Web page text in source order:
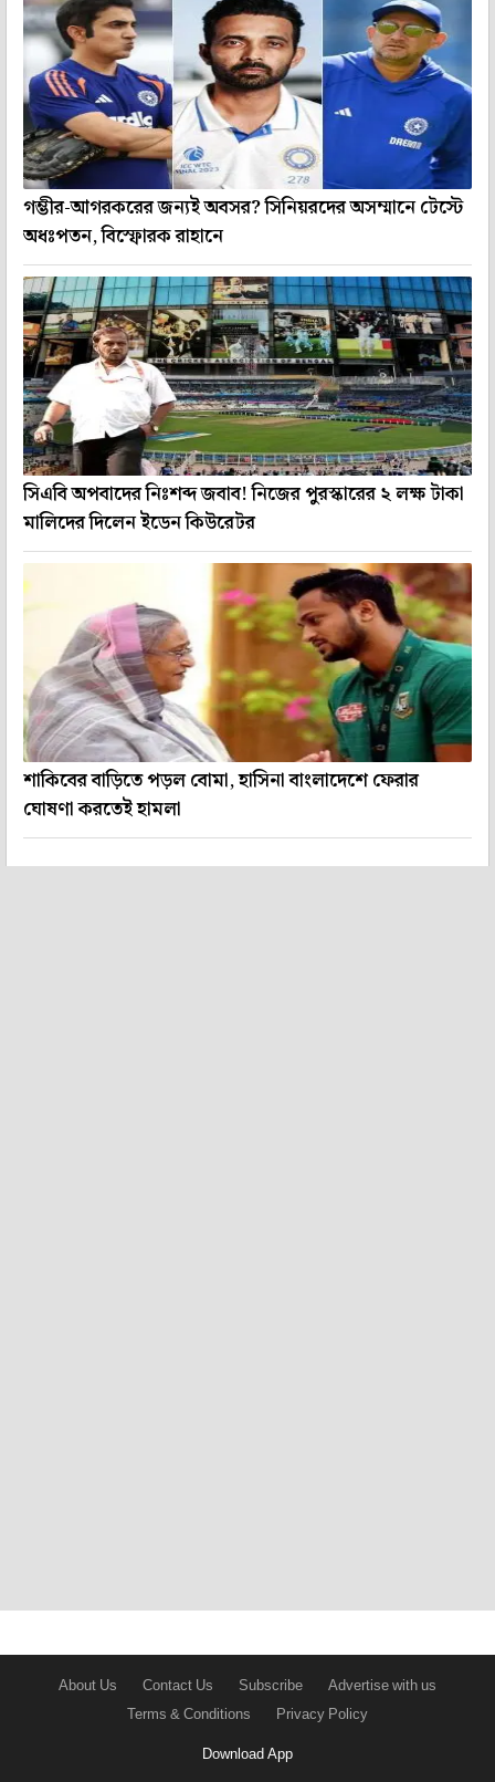
গম্ভীর-আগরকরের জন্যই অবসর? সিনিয়রদের অসম্মানে টেস্টে
অধঃপতন, বিস্ফোরক রাহানে
সিএবি অপবাদের নিঃশব্দ জবাব! নিজের পুরস্কারের ২ লক্ষ টাকা
মালিদের দিলেন ইডেন কিউরেটর
শাকিবের বাড়িতে পড়ল বোমা, হাসিনা বাংলাদেশে ফেরার
ঘোষণা করতেই হামলা
About Us Contact Us Subscribe
Advertise with us
Terms & Conditions
Privacy Policy
Download App